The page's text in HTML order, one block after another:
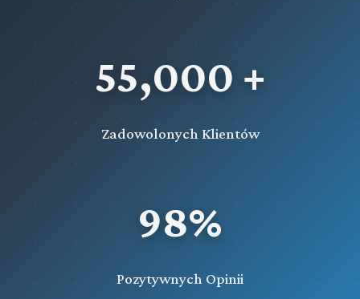
55,000 +
Zadowolonych Klientów
98%
Pozytywnych Opinii